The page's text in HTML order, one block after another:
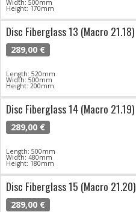
Width: 500mm
Height: 170mm
Disc Fiberglass 13 (Macro 21.18)
289,00 €
Length: 520mm
Width: 500mm
Height: 200mm
Disc Fiberglass 14 (Macro 21.19)
289,00 €
Length: 500mm
Width: 480mm
Height: 180mm
Disc Fiberglass 15 (Macro 21.20)
289,00 €